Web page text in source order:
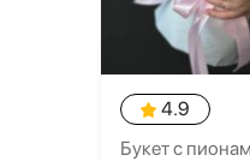
4.9
Букет с